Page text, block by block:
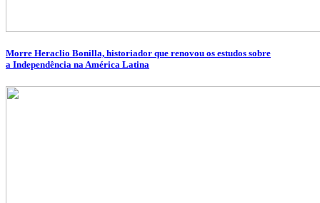
Morre Heraclio Bonilla, historiador que renovou os estudos sobre
a Independência na América Latina